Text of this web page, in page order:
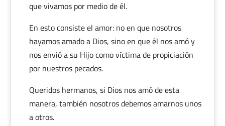
que vivamos por medio de él.
En esto consiste el amor: no en que nosotros
hayamos amado a Dios, sino en que él nos amó y
nos envió a su Hijo como víctima de propiciación
por nuestros pecados.
Queridos hermanos, si Dios nos amó de esta
manera, también nosotros debemos amarnos unos
a otros.